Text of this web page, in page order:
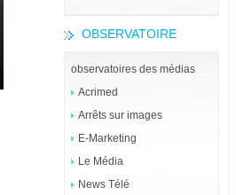
OBSERVATOIRE
observatoires des médias
Acrimed
Arrêts sur images
E-Marketing
Le Média
News Télé